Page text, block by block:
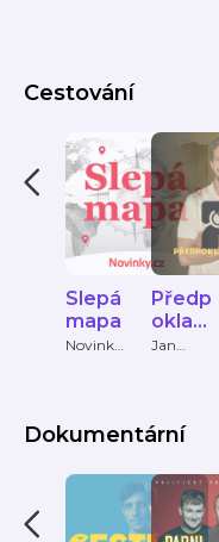
Cestování
Slepá
mapa
Novinky.
Předp
oklad
úspěc
zahra
Jan
Dokumentární